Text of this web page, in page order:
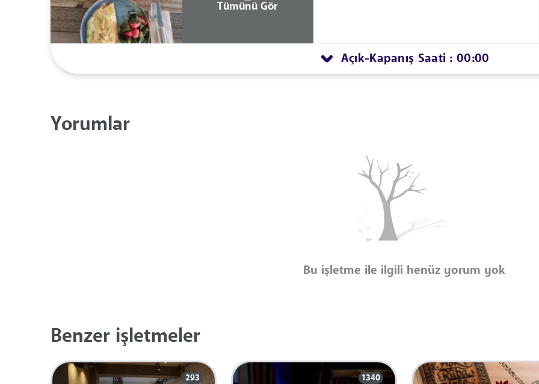
Tümünü Gör
Açık-Kapanış Saati : 00:00
Yorumlar
Bu işletme ile ilgili henüz yorum yok
Benzer işletmeler
293 1340